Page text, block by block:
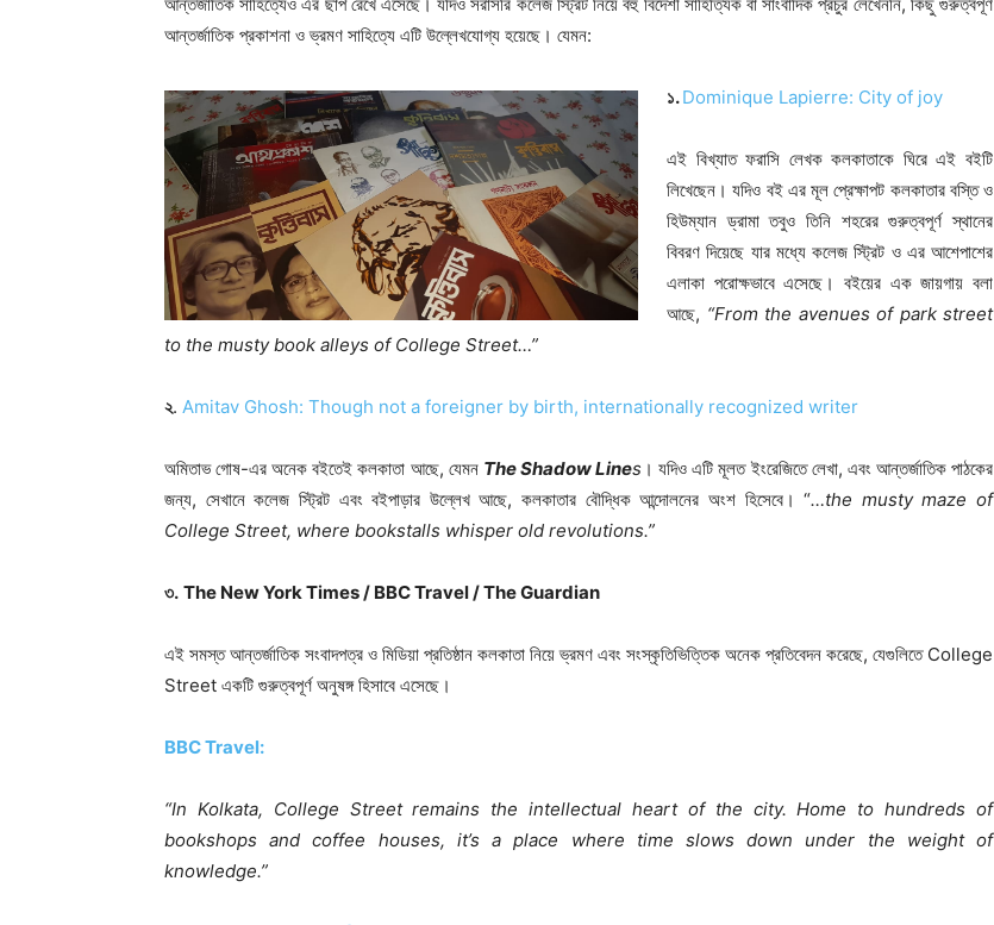
আন্তর্জাতিক প্রকাশনা ও ভ্রমণ সাহিত্যে এটি উল্লেখযোগ্য হয়েছে। যেমন:
১.Dominique Lapierre: City of joy
এই বিখ্যাত ফরাসি লেখক কলকাতাকে ঘিরে এই বইটি
লিখেছেন। যদিও বই এর মূল প্রেক্ষাপট কলকাতার বস্তি ও
হিউম্যান ড্রামা তবুও তিনি শহরের গুরুত্বপূর্ণ স্থানের
বিবরণ দিয়েছে যার মধ্যে কলেজ স্ট্রিট ও এর আশেপাশের
এলাকা পরোক্ষভাবে এসেছে। বইয়ের এক জায়গায় বলা
আছে, “From the avenues of park street
to the musty book alleys of College Street…”
২. Amitav Ghosh: Though not a foreigner by birth, internationally recognized writer
অমিতাভ গোষ-এর অনেক বইতেই কলকাতা আছে, যেমন The Shadow Lines । যদিও এটি মূলত ইংরেজিতে লেখা, এবং আন্তর্জাতিক পাঠকের
জন্য, সেখানে কলেজ স্ট্রিট এবং বইপাড়ার উল্লেখ আছে, কলকাতার বৌদ্ধিক আন্দোলনের অংশ হিসেবে। “…the musty maze of
College Street, where bookstalls whisper old revolutions.”
৩. The New York Times / BBC Travel / The Guardian
এই সমস্ত আন্তর্জাতিক সংবাদপত্র ও মিডিয়া প্রতিষ্ঠান কলকাতা নিয়ে ভ্রমণ এবং সংস্কৃতিভিত্তিক অনেক প্রতিবেদন করেছে, যেগুলিতে College
Street একটি গুরুত্বপূর্ণ অনুষঙ্গ হিসাবে এসেছে।
BBC Travel:
“In Kolkata, College Street remains the intellectual heart of the city. Home to hundreds of
bookshops and coffee houses, it’s a place where time slows down under the weight of
knowledge.”